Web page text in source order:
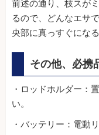
前述の通り、枝スが
るので、どんなエサ
央部に真っすぐにな
その他、必携
・ロッドホルダー：
い。
・バッテリー：電動